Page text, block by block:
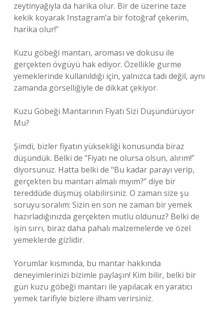
zeytinyağıyla da harika olur. Bir de üzerine taze
kekik koyarak Instagram’a bir fotoğraf çekerim,
harika olur!”
Kuzu göbeği mantarı, aroması ve dokusu ile
gerçekten övgüyü hak ediyor. Özellikle gurme
yemeklerinde kullanıldığı için, yalnızca tadı değil, aynı
zamanda görselliğiyle de dikkat çekiyor.
Kuzu Göbeği Mantarının Fiyatı Sizi Düşündürüyor
Mu?
Şimdi, bizler fiyatın yüksekliği konusunda biraz
düşündük. Belki de “Fiyatı ne olursa olsun, alırım!”
diyorsunuz. Hatta belki de “Bu kadar parayı verip,
gerçekten bu mantarı almalı mıyım?” diye bir
tereddüde düşmüş olabilirsiniz. O zaman size şu
soruyu soralım: Sizin en son ne zaman bir yemek
hazırladığınızda gerçekten mutlu oldunuz? Belki de
işin sırrı, biraz daha pahalı malzemelerde ve özel
yemeklerde gizlidir.
Yorumlar kısmında, bu mantar hakkında
deneyimlerinizi bizimle paylaşın! Kim bilir, belki bir
gün kuzu göbeği mantarı ile yapılacak en yaratıcı
yemek tarifiyle bizlere ilham verirsiniz.